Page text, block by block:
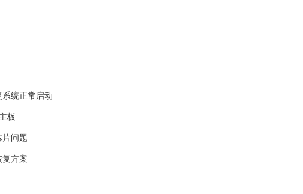
统正常启动
板
问题
方案